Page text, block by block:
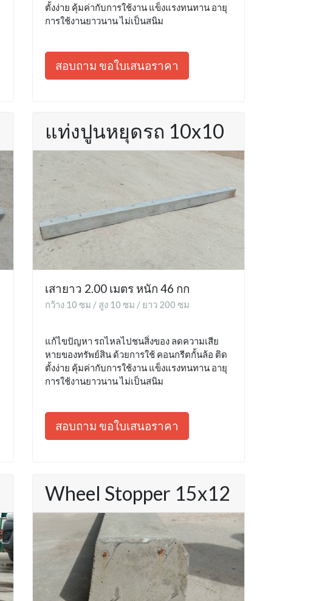
ตั้งง่าย คุ้มค่ากับการใช้งาน แข็งแรงทนทาน อายุ
การใช้งานยาวนาน ไม่เป็นสนิม
สอบถาม ขอใบเสนอราคา
แท่งปูนหยุดรถ 10x10
เสายาว 2.00 เมตร หนัก 46 กก
กว้าง 10 ซม / สูง 10 ซม / ยาว 200 ซม
แก้ไขปัญหา รถไหลไปชนสิ่งของ ลดความเสีย
หายของทรัพย์สิน ด้วยการใช้ คอนกรีตกั้นล้อ ติด
ตั้งง่าย คุ้มค่ากับการใช้งาน แข็งแรงทนทาน อายุ
การใช้งานยาวนาน ไม่เป็นสนิม
สอบถาม ขอใบเสนอราคา
Wheel Stopper 15x12